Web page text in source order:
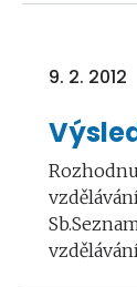
9. 2. 2012